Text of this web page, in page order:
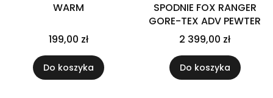
WARM
199,00 zł
Do koszyka
SPODNIE FOX RANGER
GORE-TEX ADV PEWTER
2 399,00 zł
Do koszyka